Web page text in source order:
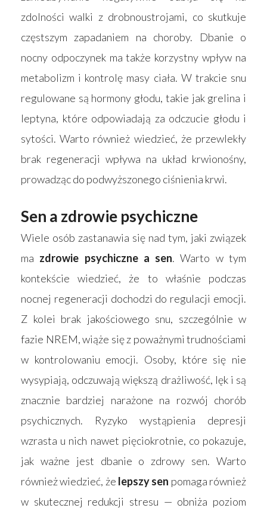
zdolności walki z drobnoustrojami, co skutkuje
częstszym zapadaniem na choroby. Dbanie o
nocny odpoczynek ma także korzystny wpływ na
metabolizm i kontrolę masy ciała. W trakcie snu
regulowane są hormony głodu, takie jak grelina i
leptyna, które odpowiadają za odczucie głodu i
sytości. Warto również wiedzieć, że przewlekły
brak regeneracji wpływa na układ krwionośny,
prowadząc do podwyższonego ciśnienia krwi.
Sen a zdrowie psychiczne
Wiele osób zastanawia się nad tym, jaki związek
ma zdrowie psychiczne a sen. Warto w tym
kontekście wiedzieć, że to właśnie podczas
nocnej regeneracji dochodzi do regulacji emocji.
Z kolei brak jakościowego snu, szczególnie w
fazie NREM, wiąże się z poważnymi trudnościami
w kontrolowaniu emocji. Osoby, które się nie
wysypiają, odczuwają większą drażliwość, lęk i są
znacznie bardziej narażone na rozwój chorób
psychicznych. Ryzyko wystąpienia depresji
wzrasta u nich nawet pięciokrotnie, co pokazuje,
jak ważne jest dbanie o zdrowy sen. Warto
również wiedzieć, że lepszy sen pomaga również
w skutecznej redukcji stresu — obniża poziom